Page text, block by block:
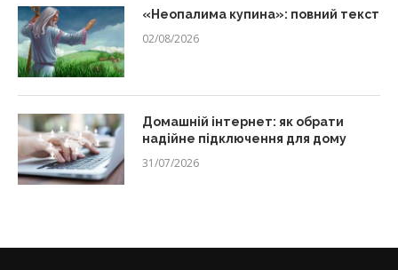
«Неопалима купина»: повний текст
02/08/2026
Домашній інтернет: як обрати
надійне підключення для дому
31/07/2026